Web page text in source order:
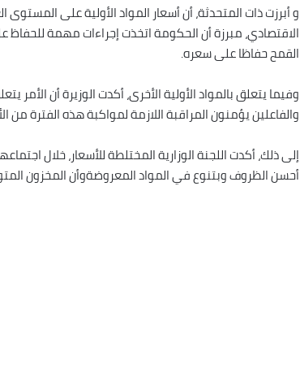
و أبرزت ذات المتحدثة، أن أسعار المواد الأولية على المستوى
الاقتصادي، مبرزة أن الحكومة اتخذت إجراءات مهمة للحفاظ
القمح حفاظا على سعره.
وفيما يتعلق بالمواد الأولية الأخرى، أكدت الوزيرة أن
والفاعلين يؤمنون المراقبة اللازمة لمواكبة هذه الفترة من
إلى ذلك، أكدت اللجنة الوزارية المختلطة للأسعار، خلال
أحسن الظروف وبتنوع في المواد المعروضةوأن المخزون